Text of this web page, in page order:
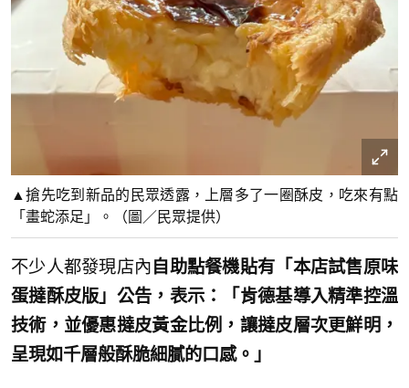
▲搶先吃到新品的民眾透露，上層多了一圈酥皮，吃來有點
「畫蛇添足」。（圖／民眾提供）
不少人都發現店內 自助點餐機貼有「本店試售原味
蛋撻酥皮版」公告，表示：「肯德基導入精準控溫
技術，並優惠撻皮黃金比例，讓撻皮層次更鮮明，
呈現如千層般酥脆細膩的口感。」